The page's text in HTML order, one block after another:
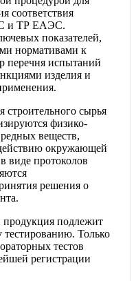
соответствия
и ТР ЕАЭС.
показателей,
нормативами к
перечня испытаний
изделия и
строительного сырья
физико-
веществ,
окружающей
виде протоколов
решения о
продукция подлежит
тестированию. Только
тестов
регистрации